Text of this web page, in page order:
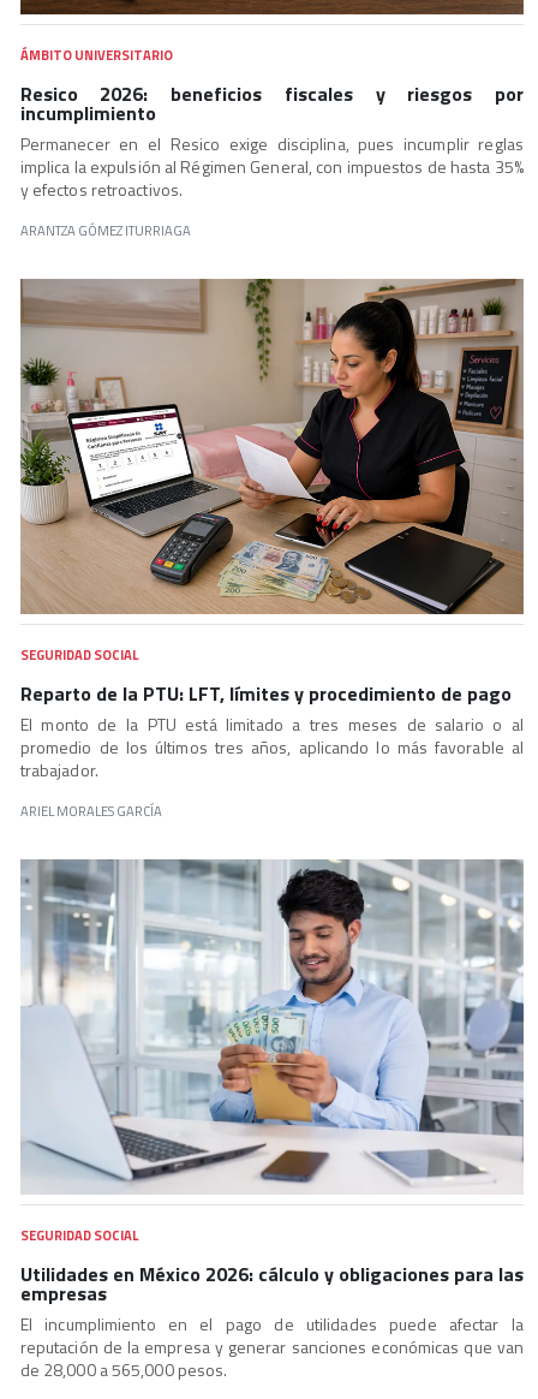
ÁMBITO UNIVERSITARIO
Resico 2026: beneficios fiscales y riesgos por
incumplimiento
Permanecer en el Resico exige disciplina, pues incumplir reglas
implica la expulsión al Régimen General, con impuestos de hasta 35%
y efectos retroactivos.
ARANTZA GÓMEZ ITURRIAGA
SEGURIDAD SOCIAL
Reparto de la PTU: LFT, límites y procedimiento de pago
El monto de la PTU está limitado a tres meses de salario o al
promedio de los últimos tres años, aplicando lo más favorable al
trabajador.
ARIEL MORALES GARCÍA
SEGURIDAD SOCIAL
Utilidades en México 2026: cálculo y obligaciones para las
empresas
El incumplimiento en el pago de utilidades puede afectar la
reputación de la empresa y generar sanciones económicas que van
de 28,000 a 565,000 pesos.